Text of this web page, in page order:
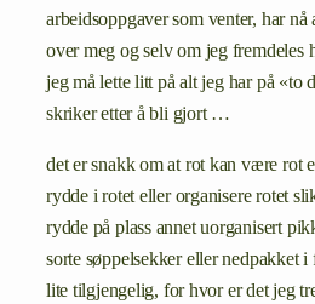
arbeidsoppgaver som venter, har
over meg og selv om jeg fremdeles
jeg må lette litt på alt jeg har på «to
skriker etter å bli gjort …
det er snakk om at rot kan være rot
rydde i rotet eller organisere rotet
rydde på plass annet uorganisert
sorte søppelsekker eller nedpakket
lite tilgjengelig, for hvor er det jeg